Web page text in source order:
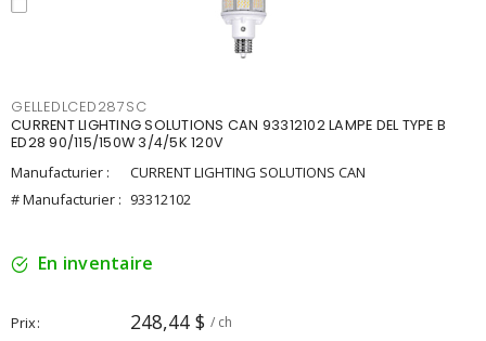
GELLEDLCED287SC
CURRENT LIGHTING SOLUTIONS CAN 93312102 LAMPE DEL TYPE B
ED28 90/115/150W 3/4/5K 120V
Manufacturier :
CURRENT LIGHTING SOLUTIONS CAN
# Manufacturier : 93312102
En inventaire
Prix 248,44 $ / ch